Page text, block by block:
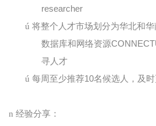
researcher
ú 将整个人才市场划分为华北和
数据库和网络资源
寻人才
ú 每周至少推荐10名候选人，及
n 经验分享：